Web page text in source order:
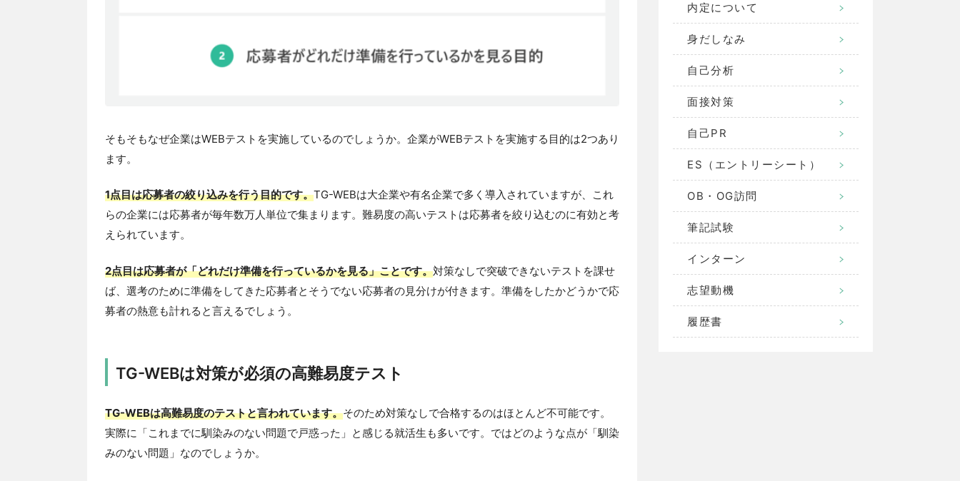
そもそもなぜ企業はWEBテストを実施しているのでしょうか。企業がWEBテストを実施する目的は2つあり
ます。
1点目は応募者の絞り込みを行う目的です。TG-WEBは大企業や有名企業で多く導入されていますが、これ
らの企業には応募者が毎年数万人単位で集まります。難易度の高いテストは応募者を絞り込むのに有効と考
えられています。
2点目は応募者が「どれだけ準備を行っているかを見る」ことです。対策なしで突破できないテストを課せ
ば、選考のために準備をしてきた応募者とそうでない応募者の見分けが付きます。準備をしたかどうかで応
募者の熱意も計れると言えるでしょう。
TG-WEBは対策が必須の高難易度テスト
TG-WEBは高難易度のテストと言われています。そのため対策なしで合格するのはほとんど不可能です。
実際に「これまでに馴染みのない問題で戸惑った」と感じる就活生も多いです。ではどのような点が「馴染
みのない問題」なのでしょうか。
内定について
身だしなみ
自己分析
面接対策
自己PR
ES（エントリーシート）
OB・OG訪問
筆記試験
インターン
志望動機
履歴書